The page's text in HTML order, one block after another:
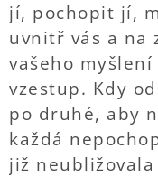
jí, pochopit jí,
uvnitř vás a na
vašeho
vzestup. Kdy
po druhé, aby
každá
již